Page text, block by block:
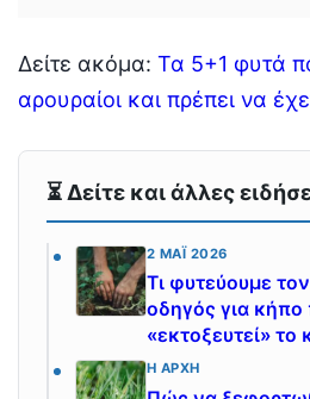
Δείτε ακόμα: Τα 5+1 φυτά
αρουραίοι και πρέπει να
⏳ Δείτε και άλλες
2 ΜΆΙ 2026
Τι φυτεύουμε
οδηγός για κήπο
«εκτοξευτεί» το
Η ΑΡΧΉ